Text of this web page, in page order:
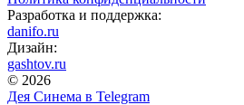
Разработка и поддержка:
danifo.ru
Дизайн:
gashtov.ru
© 2026
Дея Синема в Telegram